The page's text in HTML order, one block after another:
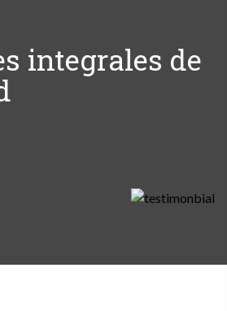
integrales de